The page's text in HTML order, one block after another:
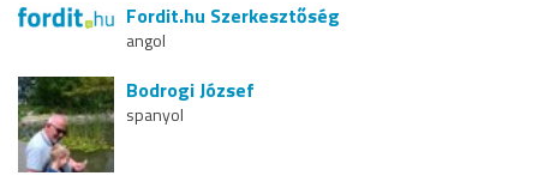
Fordit.hu Szerkesztőség
angol
Bodrogi József
spanyol